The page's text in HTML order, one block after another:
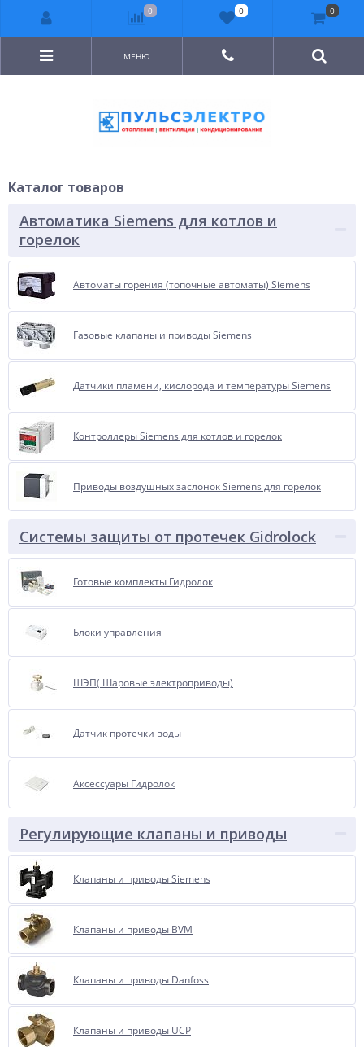
МЕНЮ
Каталог товаров
Автоматика Siemens для котлов и
горелок
Автоматы горения (топочные автоматы) Siemens
Газовые клапаны и приводы Siemens
Датчики пламени, кислорода и температуры Siemens
Контроллеры Siemens для котлов и горелок
Приводы воздушных заслонок Siemens для горелок
Системы защиты от протечек Gidrolock
Готовые комплекты Гидролок
Блоки управления
ШЭП( Шаровые электроприводы)
Датчик протечки воды
Аксессуары Гидролок
Регулирующие клапаны и приводы
Клапаны и приводы Siemens
Клапаны и приводы BVM
Клапаны и приводы Danfoss
Клапаны и приводы UCP
0 0 0